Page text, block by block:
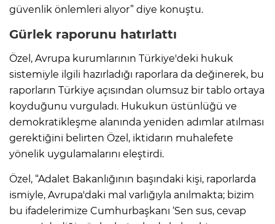
güvenlik önlemleri alıyor” diye konuştu.
Gürlek raporunu hatırlattı
Özel, Avrupa kurumlarının Türkiye'deki hukuk
sistemiyle ilgili hazırladığı raporlara da değinerek, bu
raporların Türkiye açısından olumsuz bir tablo ortaya
koyduğunu vurguladı. Hukukun üstünlüğü ve
demokratikleşme alanında yeniden adımlar atılması
gerektiğini belirten Özel, iktidarın muhalefete
yönelik uygulamalarını eleştirdi.
Özel, “Adalet Bakanlığının başındaki kişi, raporlarda
ismiyle, Avrupa'daki mal varlığıyla anılmakta; bizim
bu ifadelerimize Cumhurbaşkanı ‘Sen sus, cevap